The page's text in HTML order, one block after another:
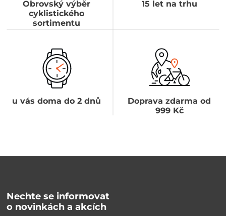
Obrovský výběr
cyklistického
sortimentu
15 let na trhu
u vás doma do 2 dnů
Doprava zdarma od
999 Kč
Nechte se informovat
o novinkách a akcích